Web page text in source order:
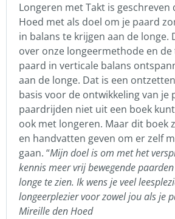
Longeren met Takt is
Hoed met als doel om je paard
in balans te krijgen aan de longe.
over onze longeermethode en
paard in verticale balans
aan de longe. Dat is een
basis voor de ontwikkeling van je
paardrijden niet uit een boek
ook met longeren. Maar dit boek
en handvatten geven om er zelf
gaan. “Mijn doel is om met het
kennis meer vrij bewegende
longe te zien. Ik wens je veel
longeerplezier voor zowel jou als je
Mireille den Hoed